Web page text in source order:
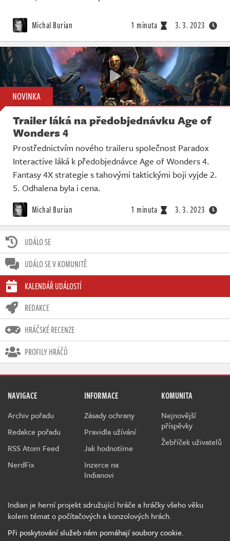
UDÁLO SE
UDÁLO SE V KOMUNITĚ
KALENDÁŘ UDÁLOSTÍ
REDAKCE
HRÁČSKÉ RECENZE
PROFILY HRÁČŮ
Michal Burian 1 minuta 3. 3. 2023
NOVINKA
Trailer láká na předobjednávku Age of
Wonders 4
Prostřednictvím nového traileru společnost Paradox
Interactive láká k předobjednávce Age of Wonders 4.
Fantasy 4X strategie s tahovými taktickými boji vyjde 2.
5. Odhalena byla i cena.
Michal Burian 1 minuta 3. 3. 2023
NAVIGACE
Archiv pořadu
Redakce pořadu
RSS Atom Feed
NerdFix
INFORMACE
Zásady ochrany
Pravidla užívání
Jak hodnotíme
Inzerce na
Indianovi
KOMUNITA
Nejnovější
příspěvky
Žebříček uživatelů
Indian je herní projekt sdružující hráče a hráčky všeho věku
kolem témat o počítačových a konzolových hrách.
Při poskytování služeb nám pomáhají soubory cookie.